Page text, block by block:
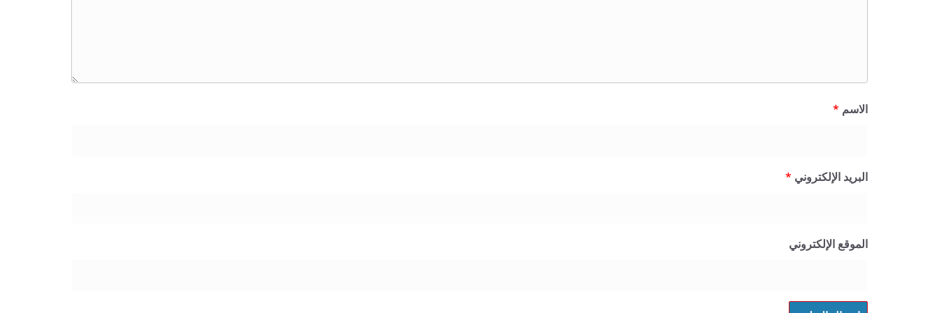
الاسم *
البريد الإلكتروني *
الموقع الإلكتروني